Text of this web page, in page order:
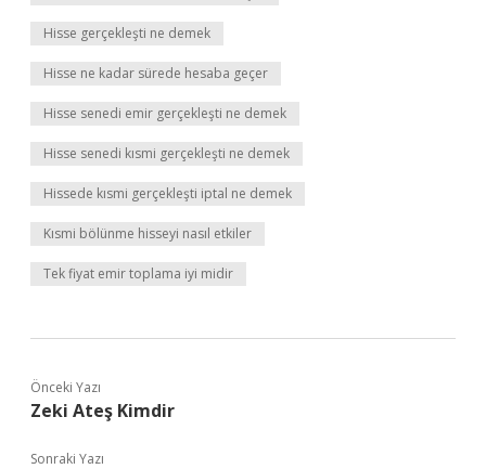
Hisse gerçekleşti ne demek
Hisse ne kadar sürede hesaba geçer
Hisse senedi emir gerçekleşti ne demek
Hisse senedi kısmi gerçekleşti ne demek
Hissede kısmi gerçekleşti iptal ne demek
Kısmi bölünme hisseyi nasıl etkiler
Tek fiyat emir toplama iyi midir
Önceki Yazı
Zeki Ateş Kimdir
Sonraki Yazı